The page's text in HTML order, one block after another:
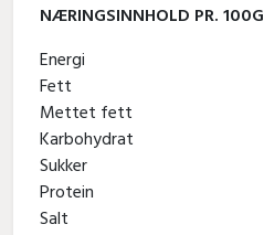
NÆRINGSINNHOLD PR. 100G
Energi
Fett
Mettet fett
Karbohydrat
Sukker
Protein
Salt